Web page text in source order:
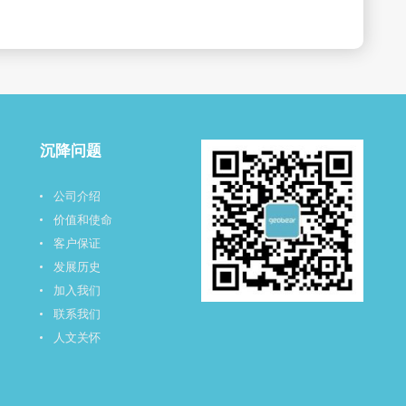
沉降问题
公司介绍
价值和使命
客户保证
发展历史
加入我们
联系我们
人文关怀